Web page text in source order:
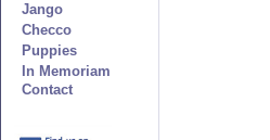
Jango
Checco
Puppies
In Memoriam
Contact